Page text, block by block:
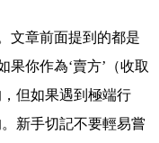
文章前面提到的都是
果你作為‘賣方’（收取
但如果遇到極端行
新手切記不要輕易嘗